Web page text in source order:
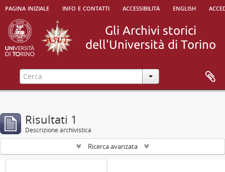
pagina iniziale info e contatti accessibilità english
Risultati 1
Descrizione archivistica
Ricerca avanzata